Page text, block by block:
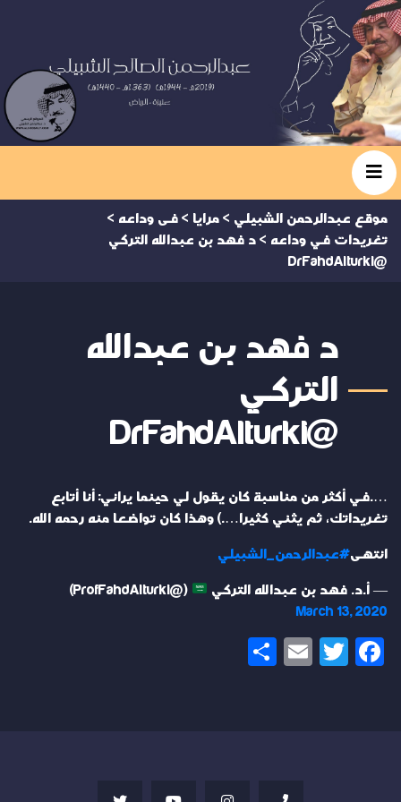
موقع عبدالرحمن الشبيلي > مرايا > فى وداعه >
تغريدات في وداعه > د فهد بن عبدالله التركي‏
@DrFahdAlturki
د فهد بن عبدالله
التركي‏
@DrFahdAlturki
….في أكثر من مناسبة كان يقول لي حينما يراني: أنا أتابع
تغريداتك، ثم يثني كثيرا….) وهذا كان تواضعا منه رحمه الله.
انتهى#عبدالرحمن_الشبيلي
— أ.د. فهد بن عبدالله التركي
‏ (@ProfFahdAlturki)
March 13, 2020
Facebook
Twitter
Email